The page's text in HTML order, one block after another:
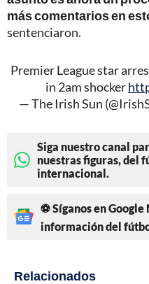
más comentarios en
sentenciaron.
Premier League star
in 2am shocker
— The Irish Sun
Siga nuestro canal
nuestras figuras, del
internacional.
⚽ Síganos en
información del
Relacionados